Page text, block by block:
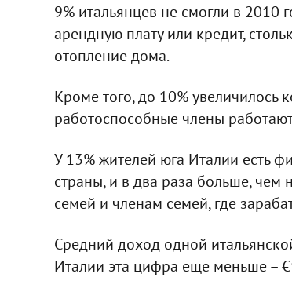
9% итальянцев не смогли в 2010
арендную плату или кредит,
отопление дома.
Кроме того, до 10% увеличилось
работоспособные члены
У 13% жителей юга Италии есть
страны, и в два раза больше, чем
семей и членам семей, где
Средний доход одной
Италии эта цифра еще меньше –